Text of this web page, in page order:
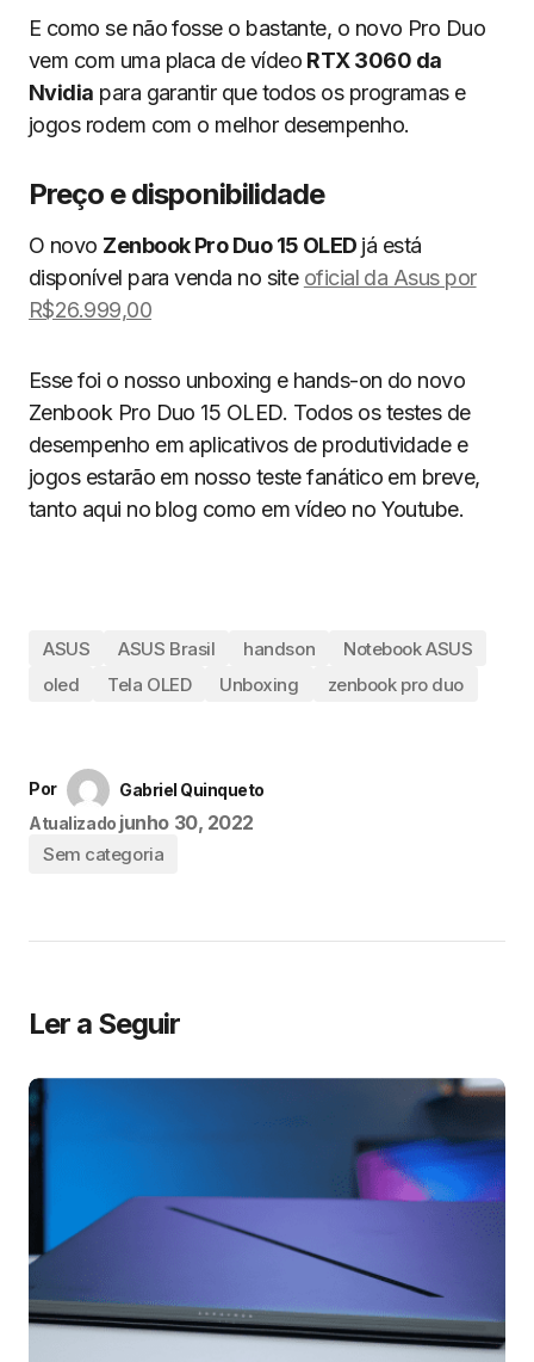
E como se não fosse o bastante, o novo Pro Duo
vem com uma placa de vídeo RTX 3060 da
Nvidia para garantir que todos os programas e
jogos rodem com o melhor desempenho.
Preço e disponibilidade
O novo Zenbook Pro Duo 15 OLED já está
disponível para venda no site oficial da Asus por
R$26.999,00
Esse foi o nosso unboxing e hands-on do novo
Zenbook Pro Duo 15 OLED. Todos os testes de
desempenho em aplicativos de produtividade e
jogos estarão em nosso teste fanático em breve,
tanto aqui no blog como em vídeo no Youtube.
ASUS ASUS Brasil handson
Notebook ASUS
oled
Tela OLED Unboxing zenbook pro duo
Por
Gabriel Quinqueto
Atualizado junho 30, 2022
Sem categoria
Ler a Seguir